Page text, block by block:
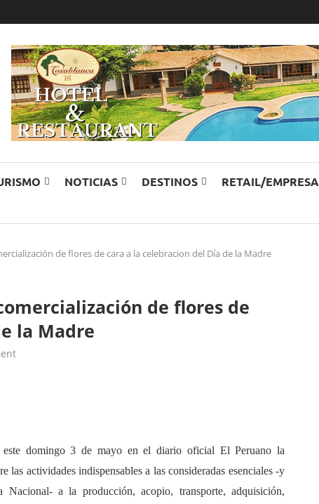
NOTICIAS DESTINOS RETAIL/EMPRESA
de flores de cara a la celebracion del Día de la Madre
de flores de
la Madre
domingo 3 de mayo en el diario oficial El Peruano la
actividades indispensables a las consideradas esenciales -y
a la producción, acopio, transporte, adquisición,